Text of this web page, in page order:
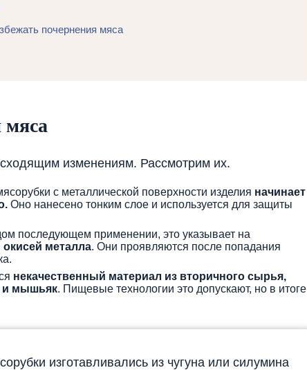
почернения мяса
изменениям. Рассмотрим их.
с металлической поверхности изделия начинает
Оно нанесено тонким слое и используется для защиты
последующем применении, это указывает на
металла. Они проявляются после попадания
некачественный материал из вторичного сырья,
и мышьяк. Пищевые технологии это допускают, но в итоге
изготавливались из чугуна или силумина